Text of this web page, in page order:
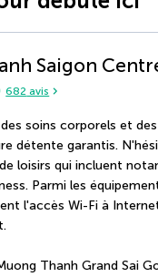
Saigon
682 avis
soins corporels et
détente garantis.
loisirs qui incluent
Parmi les
l'accès Wi-Fi à
Thanh Grand Sai